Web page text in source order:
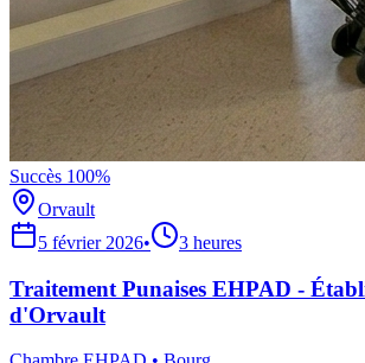
Succès 100%
Orvault
5 février 2026• 3 heures
Traitement Punaises EHPAD -
d'Orvault